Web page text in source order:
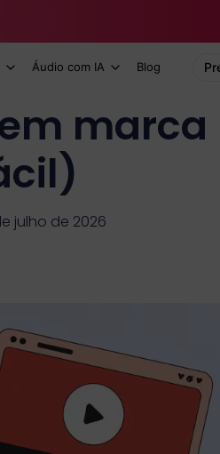
Áudio com IA Blog
marca
julho de 2026